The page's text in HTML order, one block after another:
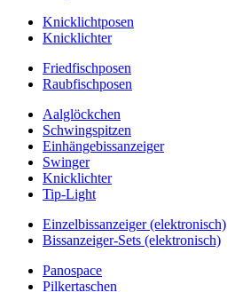
Knicklichtposen
Knicklichter
Friedfischposen
Raubfischposen
Aalglöckchen
Schwingspitzen
Einhängebissanzeiger
Swinger
Knicklichter
Tip-Light
Einzelbissanzeiger (elektronisch)
Bissanzeiger-Sets (elektronisch)
Panospace
Pilkertaschen